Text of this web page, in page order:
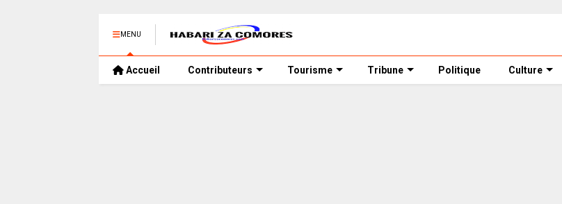
MENU
Accueil Contributeurs Tourisme Tribune Politique Culture